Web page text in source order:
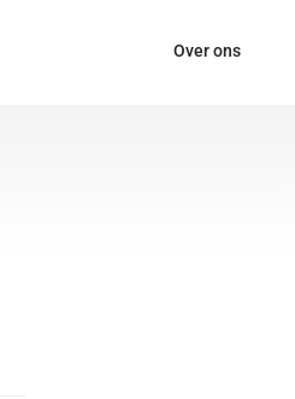
Over ons